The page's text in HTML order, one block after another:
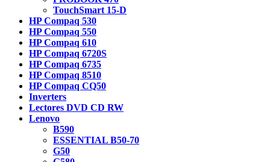
TouchSmart 15-D
HP Compaq 530
HP Compaq 550
HP Compaq 610
HP Compaq 6720S
HP Compaq 6735
HP Compaq 8510
HP Compaq CQ50
Inverters
Lectores DVD CD RW
Lenovo
B590
ESSENTIAL B50-70
G50